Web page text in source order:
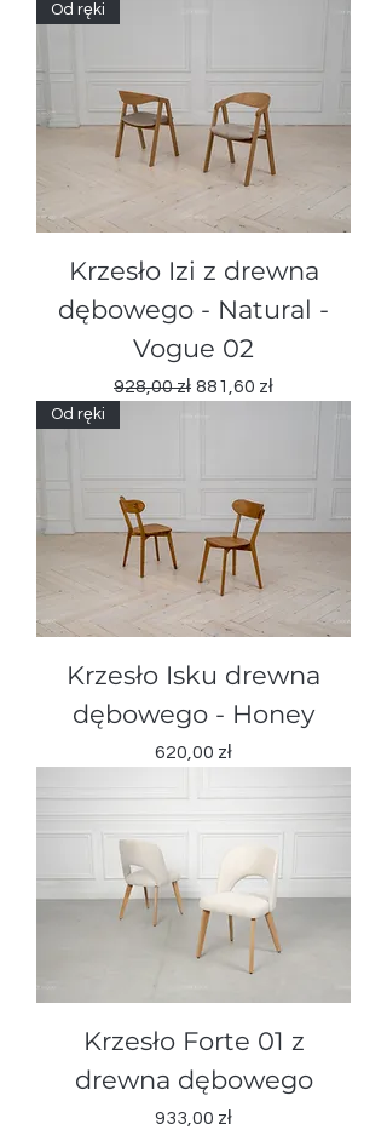
Od ręki
Krzesło Izi z drewna
dębowegо - Natural -
Vogue 02
Regularna cena
928,00 zł Cena rabatowa
881,60 zł
Od ręki
Krzesło Isku drewna
dębowegо - Honey
Cena
620,00 zł
Krzesło Forte 01 z
drewna dębowegо
Cena
933,00 zł